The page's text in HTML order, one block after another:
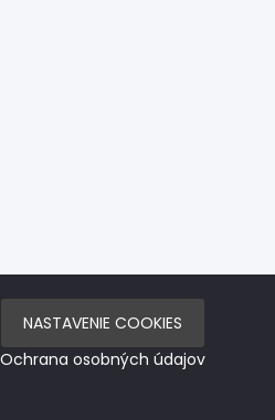
NASTAVENIE COOKIES
Ochrana osobných údajov